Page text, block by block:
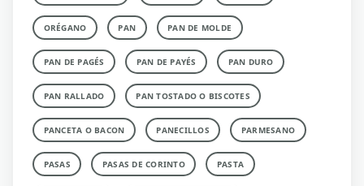
ORÉGANO PAN PAN DE MOLDE
PAN DE PAGÉS PAN DE PAYÉS PAN DURO
PAN RALLADO PAN TOSTADO O BISCOTES
PANCETA O BACON PANECILLOS PARMESANO
PASAS PASAS DE CORINTO PASTA